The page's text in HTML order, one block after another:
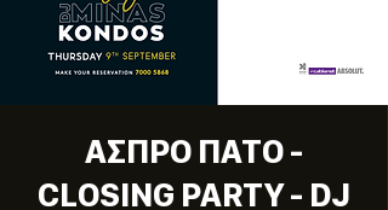
ΑΣΠΡΟ ΠΑΤΟ -
CLOSING PARTY - DJ